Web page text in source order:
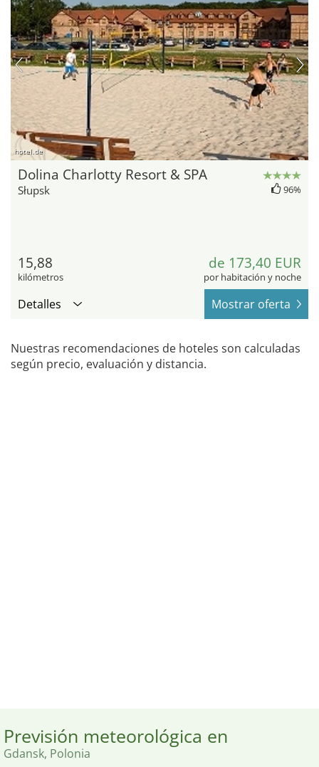
hotel.de
Dolina Charlotty Resort & SPA
Słupsk 96%
15,88
kilómetros
de 173,40 EUR
por habitación y noche
Detalles Mostrar oferta
Nuestras recomendaciones de hoteles son calculadas
según precio, evaluación y distancia.
Previsión meteorológica en
Gdansk, Polonia